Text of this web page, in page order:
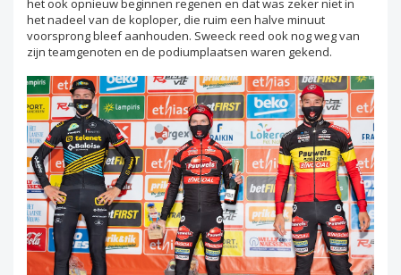
het nadeel van de koploper, die ruim een halve minuut
voorsprong bleef aanhouden. Sweeck reed ook nog weg van
zijn teamgenoten en de podiumplaatsen waren gekend.